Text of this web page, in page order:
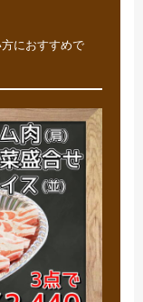
におすすめで